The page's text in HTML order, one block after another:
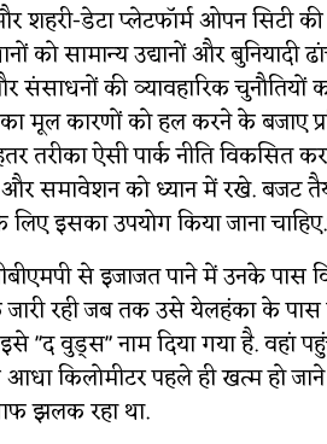
शहरी-डेटा प्लेटफॉर्म ओपन सिटी
को सामान्य उद्यानों और
की व्यावहारिक चुनौतियों
मूल कारणों को हल करने के बजाए
तरीका ऐसी पार्क नीति विकसित
और समावेशन को ध्यान में रखे. बजट
इसका उपयोग किया जाना
से इजाजत पाने में उनके पास
रही जब तक उसे येलहंका के
"द वुड्स" नाम दिया गया है. वहां
किलोमीटर पहले ही खत्म हो
झलक रहा था.